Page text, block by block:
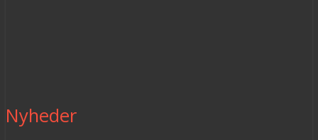
Nyheder